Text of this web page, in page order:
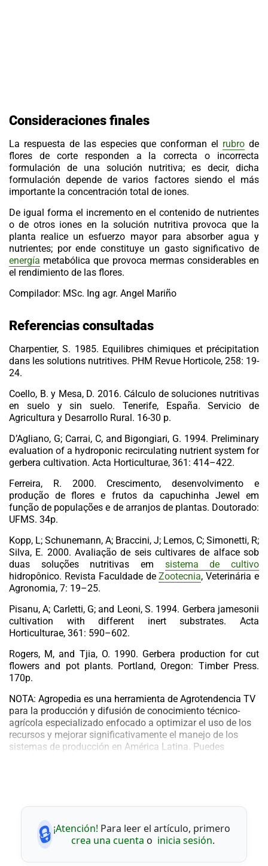
Consideraciones finales
La respuesta de las especies que conforman el rubro de
flores de corte responden a la correcta o incorrecta
formulación de una solución nutritiva; es decir, dicha
formulación depende de varios factores siendo el más
importante la concentración total de iones.
De igual forma el incremento en el contenido de nutrientes
o de otros iones en la solución nutritiva provoca que la
planta realice un esfuerzo mayor para absorber agua y
nutrientes; por ende constituye un gasto significativo de
energía metabólica que provoca mermas considerables en
el rendimiento de las flores.
Compilador: MSc. Ing agr. Angel Mariño
Referencias consultadas
Charpentier, S. 1985. Equilibres chimiques et précipitation
dans les solutions nutritives. PHM Revue Horticole, 258: 19-
24.
Coello, B. y Mesa, D. 2016. Cálculo de soluciones nutritivas
en suelo y sin suelo. Tenerife, España. Servicio de
Agricultura y Desarrollo Rural. 16-30 p.
D’Agliano, G; Carrai, C, and Bigongiari, G. 1994. Preliminary
evaluation of a hydroponic recirculating nutrient system for
gerbera cultivation. Acta Horticulturae, 361: 414–422.
Ferreira, R. 2000. Crescimento, desenvolvimento e
produção de flores e frutos da capuchinha Jewel em
função de populações e de arranjos de plantas. Doutorado:
UFMS. 34p.
Kopp, L; Schunemann, A; Braccini, J; Lemos, C; Simonetti, R;
Silva, E. 2000. Avaliação de seis cultivares de alface sob
duas soluções nutritivas em sistema de cultivo
hidropônico. Revista Faculdade deZootecnia, Veterinária e
Agronomia, 7: 19–25.
Pisanu, A; Carletti, G; and Leoni, S. 1994. Gerbera jamesonii
cultivation with different inert substrates. Acta
Horticulturae, 361: 590–602.
Rogers, M, and Tjia, O. 1990. Gerbera production for cut
flowers and pot plants. Portland, Oregon: Timber Press.
170p.
NOTA: Agropedia es una herramienta de Agrotendencia TV
para la producción y difusión de conocimiento técnico-
agrícola especializado enfocado a optimizar el uso de los
recursos y mejorar significativamente el manejo de los
sistemas de producción en América Latina. Puedes
🔒¡Atención! Para leer el artículo, primero
crea una cuenta o inicia sesión.